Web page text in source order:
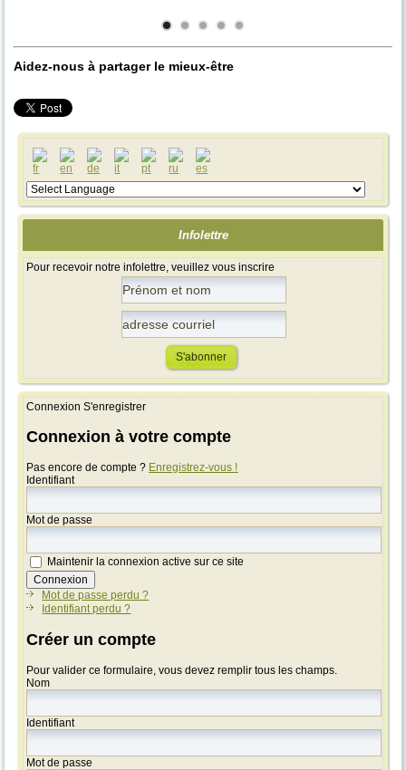
Aidez-nous à partager le mieux-être
Infolettre
Pour recevoir notre infolettre, veuillez vous inscrire
Connexion S'enregistrer
Connexion à votre compte
Pas encore de compte ? Enregistrez-vous !
Identifiant
Mot de passe
Maintenir la connexion active sur ce site
Mot de passe perdu ?
Identifiant perdu ?
Créer un compte
Pour valider ce formulaire, vous devez remplir tous les champs.
Nom
Identifiant
Mot de passe